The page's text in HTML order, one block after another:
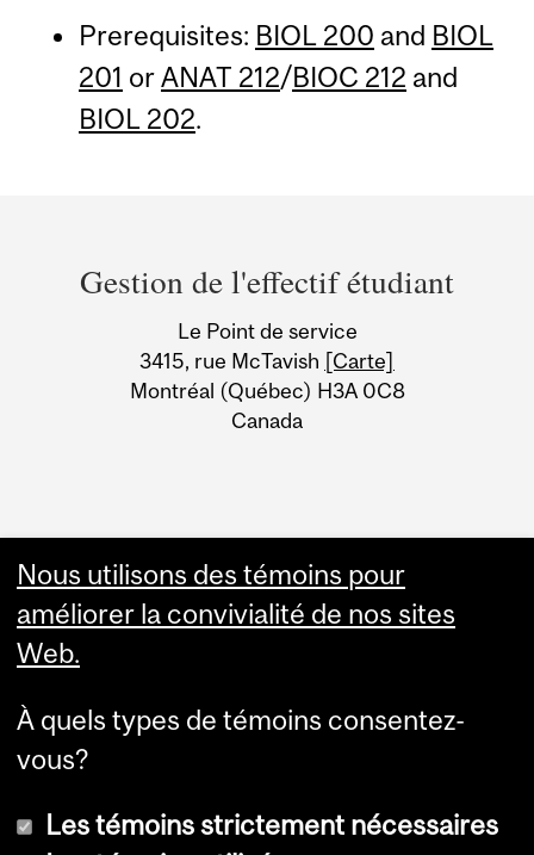
Prerequisites: BIOL 200 and BIOL
201 orANAT 212/BIOC 212 and
BIOL 202.
and
University
Information
Gestion de l'effectif étudiant
Le Point de service
3415, rue McTavish [Carte]
Montréal (Québec) H3A 0C8
Canada
Nous utilisons des témoins pour
améliorer la convivialité de nos sites
Web.
À quels types de témoins consentez-
vous?
Les témoins strictement nécessaires